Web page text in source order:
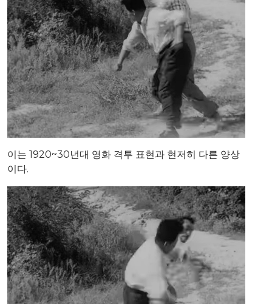
이는 1920~30년대 영화 격투 표현과 현저히 다른 양상
이다.